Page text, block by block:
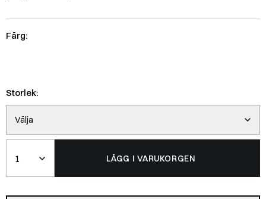
Färg:
Storlek:
Välja
LÄGG I VARUKORGEN